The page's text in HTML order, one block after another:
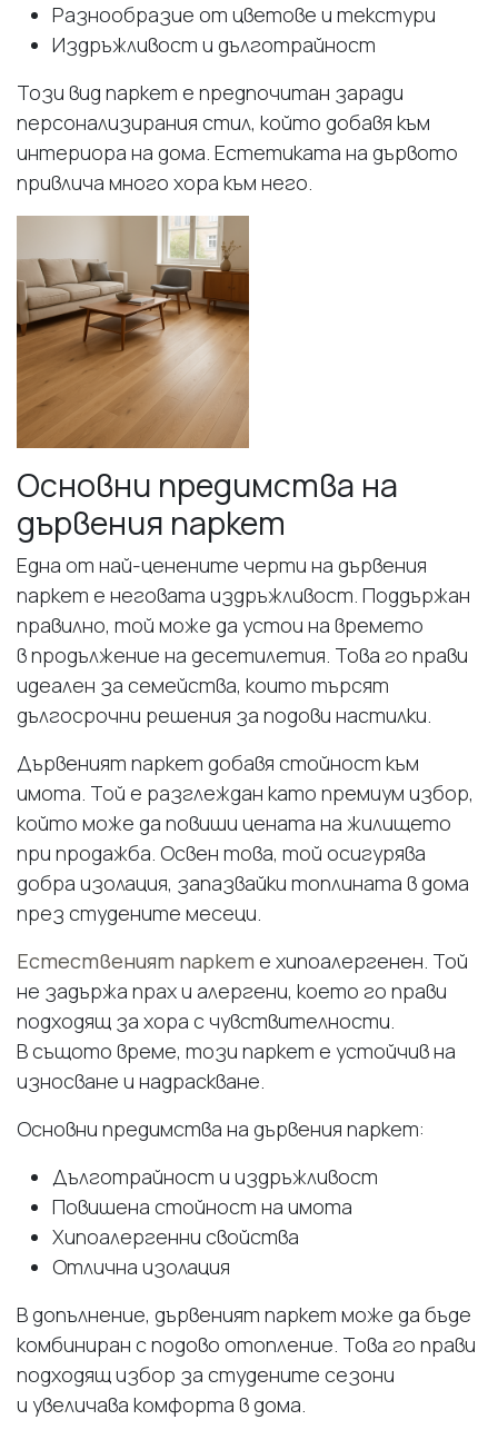
Разнообразие от цветове и текстури
Издръжливост и дълготрайност
Този вид паркет е предпочитан заради
персонализирания стил, който добавя към
интериора на дома. Естетиката на дървото
привлича много хора към него.
Основни предимства на
дървения паркет
Една от най-ценените черти на дървения
паркет е неговата издръжливост. Поддържан
правилно, той може да устои на времето
в продължение на десетилетия. Това го прави
идеален за семейства, които търсят
дългосрочни решения за подови настилки.
Дървеният паркет добавя стойност към
имота. Той е разглеждан като премиум избор,
който може да повиши цената на жилището
при продажба. Освен това, той осигурява
добра изолация, запазвайки топлината в дома
през студените месеци.
Естественият паркет е хипоалергенен. Той
не задържа прах и алергени, което го прави
подходящ за хора с чувствителности.
В същото време, този паркет е устойчив на
износване и надраскване.
Основни предимства на дървения паркет:
Дълготрайност и издръжливост
Повишена стойност на имота
Хипоалергенни свойства
Отлична изолация
В допълнение, дървеният паркет може да бъде
комбиниран с подово отопление. Това го прави
подходящ избор за студените сезони
и увеличава комфорта в дома.